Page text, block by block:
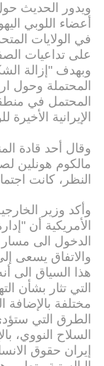
أعضاء اللوبي
في الولايات
على تداعيات
وبهدف "إزالة
المحتملة وحول
المحتمل في
الإيرانية
وقال أحد قادة
مالكوم هونلين
النظر، كانت
وأكد وزير
الأمريكية أن
الدخول الى
والاتفاق يسعى
هذا السياق الى
التي تثار بشأن
مختلفة
الطرق التي
السلاح النووي،
إيران حقوق